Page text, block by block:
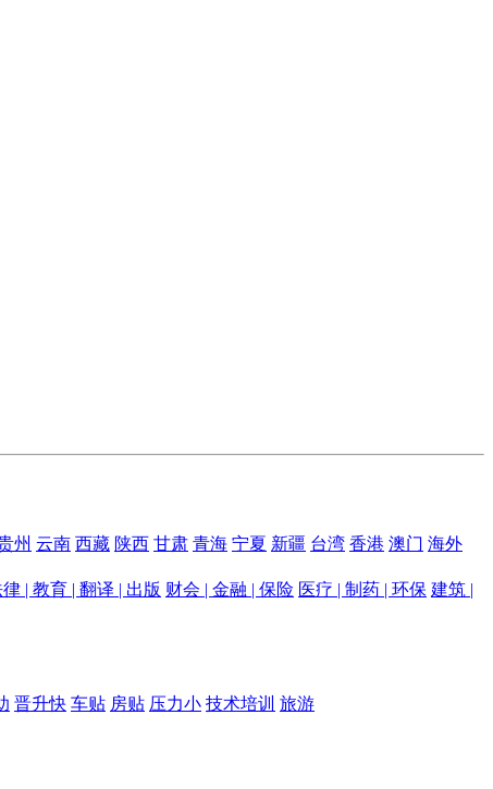
州 云南 西藏 陕西 甘肃 青海 宁夏 新疆 台湾 香港 澳门 海外
| 教育 | 翻译 | 出版 财会 | 金融 | 保险 医疗 | 制药 | 环保 建筑 |
晋升快 车贴 房贴 压力小 技术培训 旅游